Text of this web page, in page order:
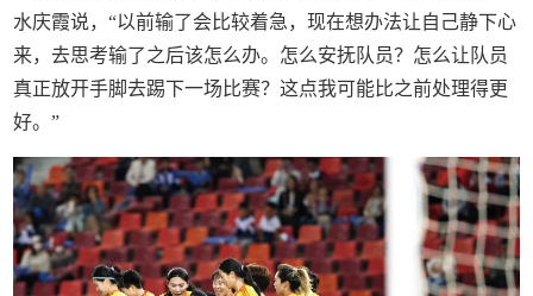
水庆霞说，“以前输了会比较着急，现在想办法让自己静下心
来，去思考输了之后该怎么办。怎么安抚队员？怎么让队员
真正放开手脚去踢下一场比赛？这点我可能比之前处理得更
好。”